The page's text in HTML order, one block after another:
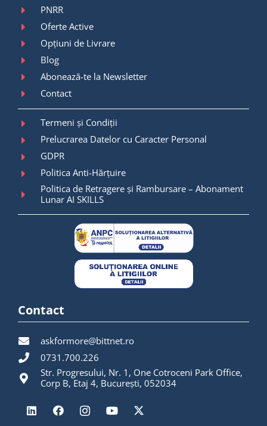
PNRR
Oferte Active
Opțiuni de Livrare
Blog
Abonează-te la Newsletter
Contact
Termeni și Condiții
Prelucrarea Datelor cu Caracter Personal
GDPR
Politica Anti-Hărțuire
Politica de Retragere și Rambursare – Abonament
Lunar AI SKILLS
Contact
askformore@bittnet.ro
0731.700.226
Str. Progresului, Nr. 1, One Cotroceni Park Office,
Corp B, Etaj 4, București, 052034